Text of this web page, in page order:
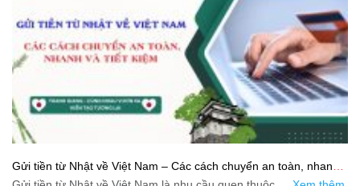
Gửi tiền từ Nhật về Việt Nam – Các cách chuyển an toàn, nhanh
và tiết kiệm